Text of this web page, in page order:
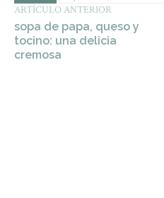
ARTÍCULO ANTERIOR
sopa de papa, queso y
tocino: una delicia
cremosa